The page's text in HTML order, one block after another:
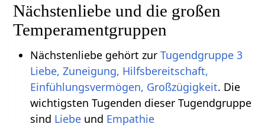
Nächstenliebe und die großen
Temperamentgruppen
Nächstenliebe gehört zur Tugendgruppe 3
Liebe, Zuneigung, Hilfsbereitschaft,
Einfühlungsvermögen, Großzügigkeit. Die
wichtigsten Tugenden dieser Tugendgruppe
sind Liebeund Empathie